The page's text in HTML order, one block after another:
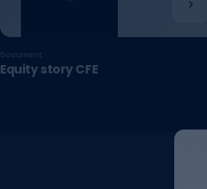
Document
Equity story CFE